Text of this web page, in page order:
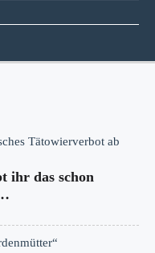
Tätowierverbot ab
ihr das schon